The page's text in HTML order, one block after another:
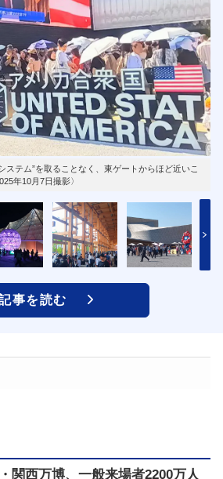
ステム”を取ることなく、東ゲートからほど近いこ
年10月7日撮影〉
事を読む
関西万博、一般来場者2200万人